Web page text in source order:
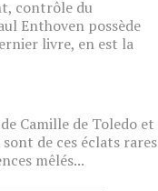
contrôle du
Enthoven possède
livre, en est la
Camille de Toledo et
de ces éclats rares
mêlés...